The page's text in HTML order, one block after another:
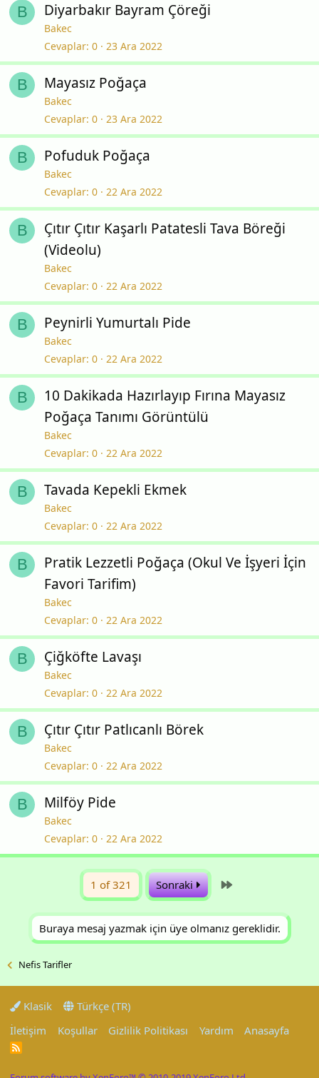
B Diyarbakır Bayram Çöreği
Bakec
Cevaplar 0 23 Ara 2022
B Mayasız Poğaça
Bakec
Cevaplar 0 23 Ara 2022
B Pofuduk Poğaça
Bakec
Cevaplar 0 22 Ara 2022
B
Çıtır Çıtır Kaşarlı Patatesli Tava Böreği
(Videolu)
Bakec
Cevaplar 0 22 Ara 2022
B Peynirli Yumurtalı Pide
Bakec
Cevaplar 0 22 Ara 2022
B
10 Dakikada Hazırlayıp Fırına Mayasız
Poğaça Tanımı Görüntülü
Bakec
Cevaplar 0 22 Ara 2022
B Tavada Kepekli Ekmek
Bakec
Cevaplar 0 22 Ara 2022
B
Pratik Lezzetli Poğaça (Okul Ve İşyeri İçin
Favori Tarifim)
Bakec
Cevaplar 0 22 Ara 2022
B Çiğköfte Lavaşı
Bakec
Cevaplar 0 22 Ara 2022
B Çıtır Çıtır Patlıcanlı Börek
Bakec
Cevaplar 0 22 Ara 2022
B Milföy Pide
Bakec
Cevaplar 0 22 Ara 2022
1 of 321 Sonraki Last
Buraya mesaj yazmak için üye olmanız gereklidir.
Nefis Tarifler
Klasik
Türkçe (TR)
İletişim
Koşullar Gizlilik Politikası Yardım Anasayfa
R